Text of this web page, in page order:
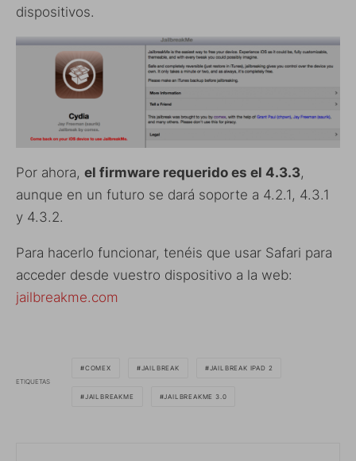
dispositivos.
Por ahora, el firmware requerido es el 4.3.3,
aunque en un futuro se dará soporte a 4.2.1, 4.3.1
y 4.3.2.
Para hacerlo funcionar, tenéis que usar Safari para
acceder desde vuestro dispositivo a la web:
jailbreakme.com
ETIQUETAS
COMEX JAILBREAK JAILBREAK IPAD 2
JAILBREAKME JAILBREAKME 3.0